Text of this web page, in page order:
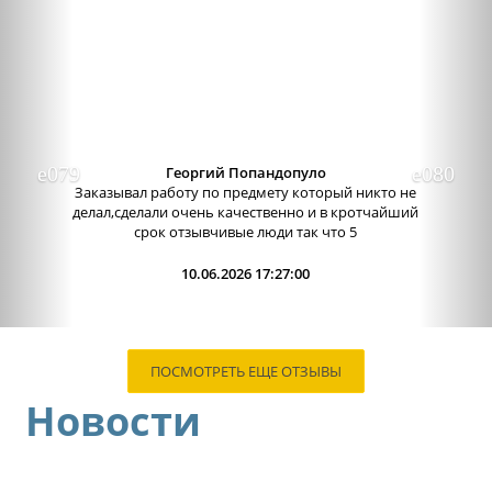
Отличный сервис, очень приятные
администраторы. Связь очень хорошо налажена,
поэтому можно узнавать новости о написании
работы. Сама...
09.06.2026 13:15:00
ПОСМОТРЕТЬ ЕЩЕ ОТЗЫВЫ
Новости